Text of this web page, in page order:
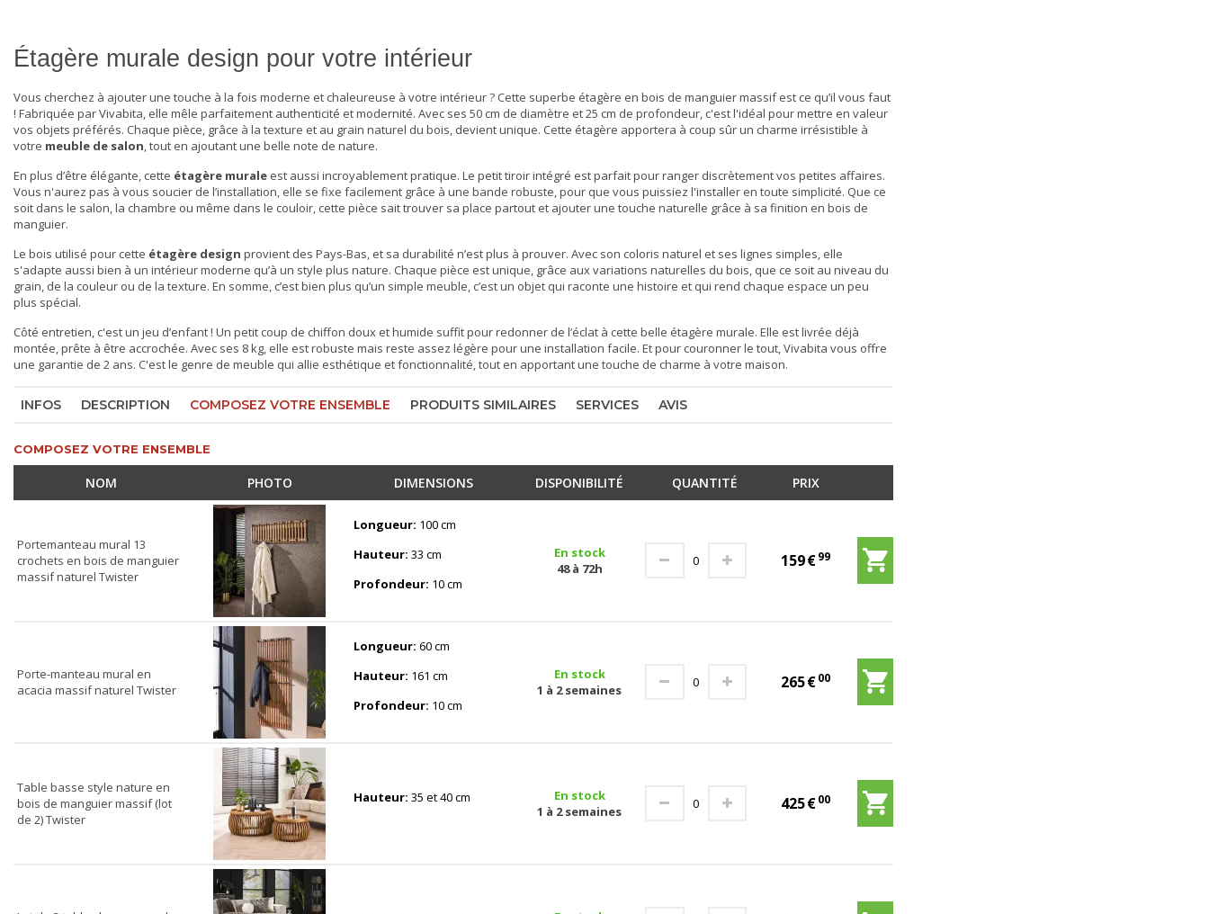
Étagère murale design pour votre intérieur
Vous cherchez à ajouter une touche à la fois moderne et chaleureuse à votre intérieur ? Cette superbe étagère en bois de manguier massif est ce qu’il vous faut
! Fabriquée par Vivabita, elle mêle parfaitement authenticité et modernité. Avec ses 50 cm de diamètre et 25 cm de profondeur, c'est l'idéal pour mettre en valeur
vos objets préférés. Chaque pièce, grâce à la texture et au grain naturel du bois, devient unique. Cette étagère apportera à coup sûr un charme irrésistible à
votre meuble de salon, tout en ajoutant une belle note de nature.
En plus d’être élégante, cette étagère murale est aussi incroyablement pratique. Le petit tiroir intégré est parfait pour ranger discrètement vos petites affaires.
Vous n'aurez pas à vous soucier de l’installation, elle se fixe facilement grâce à une bande robuste, pour que vous puissiez l'installer en toute simplicité. Que ce
soit dans le salon, la chambre ou même dans le couloir, cette pièce sait trouver sa place partout et ajouter une touche naturelle grâce à sa finition en bois de
manguier.
Le bois utilisé pour cette étagère design provient des Pays-Bas, et sa durabilité n’est plus à prouver. Avec son coloris naturel et ses lignes simples, elle
s'adapte aussi bien à un intérieur moderne qu’à un style plus nature. Chaque pièce est unique, grâce aux variations naturelles du bois, que ce soit au niveau du
grain, de la couleur ou de la texture. En somme, c’est bien plus qu’un simple meuble, c’est un objet qui raconte une histoire et qui rend chaque espace un peu
plus spécial.
Côté entretien, c'est un jeu d’enfant ! Un petit coup de chiffon doux et humide suffit pour redonner de l’éclat à cette belle étagère murale. Elle est livrée déjà
montée, prête à être accrochée. Avec ses 8 kg, elle est robuste mais reste assez légère pour une installation facile. Et pour couronner le tout, Vivabita vous offre
une garantie de 2 ans. C'est le genre de meuble qui allie esthétique et fonctionnalité, tout en apportant une touche de charme à votre maison.
INFOS DESCRIPTION COMPOSEZ VOTRE ENSEMBLE PRODUITS SIMILAIRES SERVICES AVIS
COMPOSEZ VOTRE ENSEMBLE
NOM PHOTO DIMENSIONS DISPONIBILITÉ QUANTITÉ PRIX
Portemanteau mural 13
crochets en bois de manguier
massif naturel Twister
Longueur: 100 cm
Hauteur: 33 cm
Profondeur: 10 cm
En stock
48 à 72h
159€99
Porte-manteau mural en
acacia massif naturel Twister
Longueur: 60 cm
Hauteur: 161 cm
Profondeur: 10 cm
En stock
1 à 2 semaines
265€00
Table basse style nature en
bois de manguier massif (lot
de 2) Twister
Hauteur: 35 et 40 cm
En stock
1 à 2 semaines
425€00